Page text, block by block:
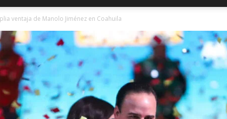
Juárez
ventaja de Manolo Jiménez en Coahuila